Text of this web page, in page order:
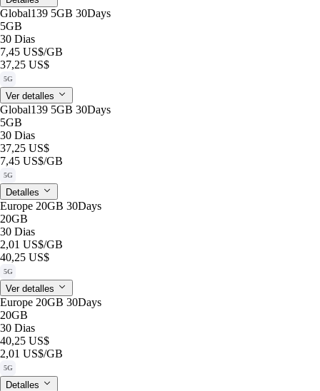
Global139 5GB 30Days
5GB
30 Dias
7,45 US$/GB
37,25 US$
5G
Ver detalles
Global139 5GB 30Days
5GB
30 Dias
37,25 US$
7,45 US$/GB
5G
Detalles
Europe 20GB 30Days
20GB
30 Dias
2,01 US$/GB
40,25 US$
5G
Ver detalles
Europe 20GB 30Days
20GB
30 Dias
40,25 US$
2,01 US$/GB
5G
Detalles